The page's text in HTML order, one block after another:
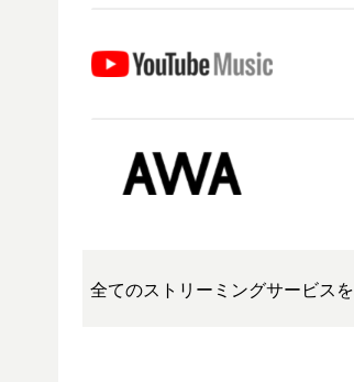
全てのストリーミングサービス